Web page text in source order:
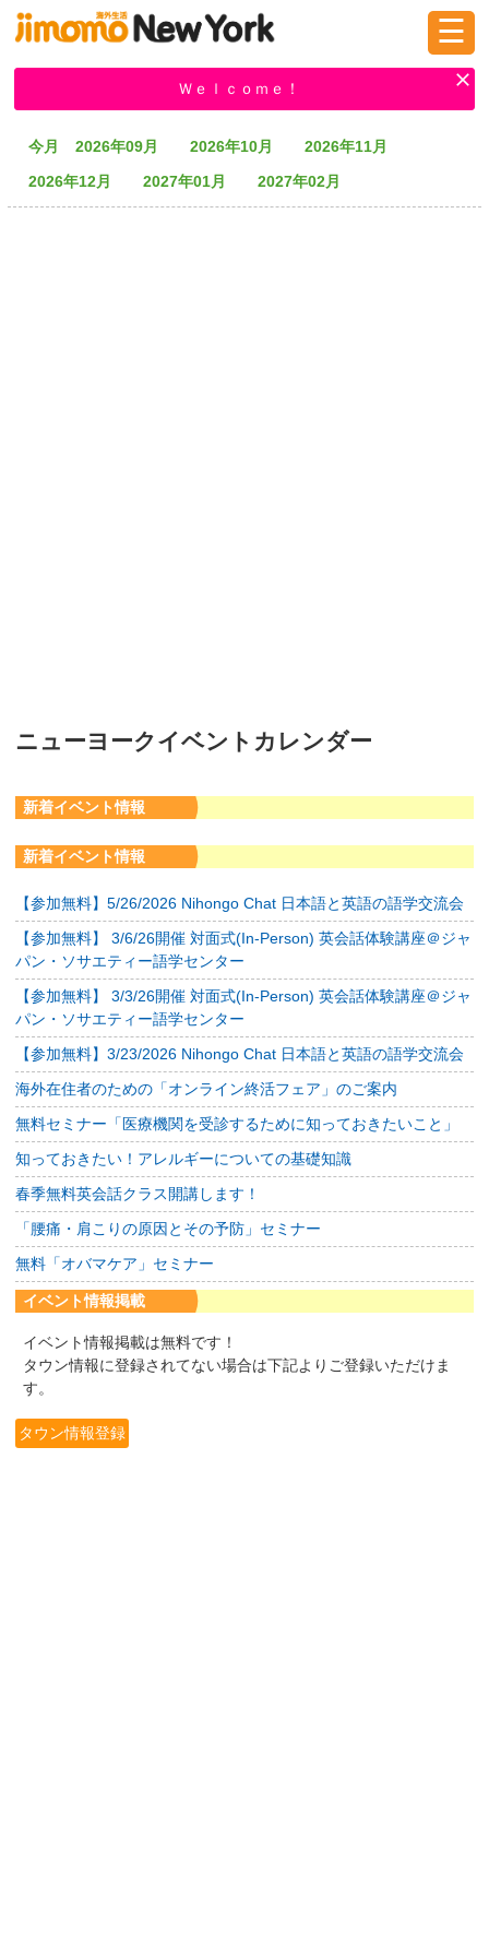
掲示板 タウン情報 教えて！
☰
Ｗｅｌｃｏｍｅ！
今月 2026年09月 2026年10月
2026年11月
2026年12月
2027年01月 2027年02月
ニューヨークイベントカレンダー
新着イベント情報
新着イベント情報
【参加無料】5/26/2026 Nihongo Chat 日本語と英語の語学交流会
【参加無料】 3/6/26開催 対面式(In-Person) 英会話体験講座＠ジャ
パン・ソサエティー語学センター
【参加無料】 3/3/26開催 対面式(In-Person) 英会話体験講座＠ジャ
パン・ソサエティー語学センター
【参加無料】3/23/2026 Nihongo Chat 日本語と英語の語学交流会
海外在住者のための「オンライン終活フェア」のご案内
無料セミナー「医療機関を受診するために知っておきたいこと」
知っておきたい！アレルギーについての基礎知識
春季無料英会話クラス開講します！
「腰痛・肩こりの原因とその予防」セミナー
無料「オバマケア」セミナー
イベント情報掲載
イベント情報掲載は無料です！
タウン情報に登録されてない場合は下記よりご登録いただけま
す。
タウン情報登録